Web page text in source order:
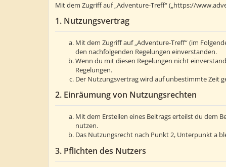
Mit dem Zugriff auf „Adventure-Treff“ („https://
1. Nutzungsvertrag
Mit dem Zugriff auf „Adventure-Treff“ (im
den nachfolgenden Regelungen einverstanden.
Wenn du mit diesen Regelungen nicht
Regelungen.
Der Nutzungsvertrag wird auf unbestimmte Zeit
2. Einräumung von Nutzungsrechten
Mit dem Erstellen eines Beitrags erteilst du dem
nutzen.
Das Nutzungsrecht nach Punkt 2, Unterpunkt a
3. Pflichten des Nutzers